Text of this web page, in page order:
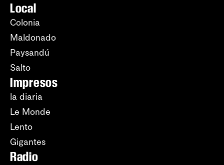
Local
Colonia
Maldonado
Paysandú
Salto
Impresos
la diaria
Le Monde
Lento
Gigantes
Radio